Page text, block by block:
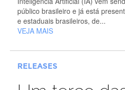
público brasileiro e já está
e estaduais brasileiros, de...
VEJA MAIS
RELEASES